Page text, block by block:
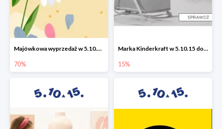
Majówkowa wyprzedaż w 5.10.15 do -70%
70%
Marka Kinderkraft w 5.10.15 do -15%
15%